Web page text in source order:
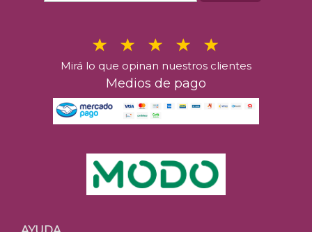
Mirá lo que opinan nuestros clientes
Medios de pago